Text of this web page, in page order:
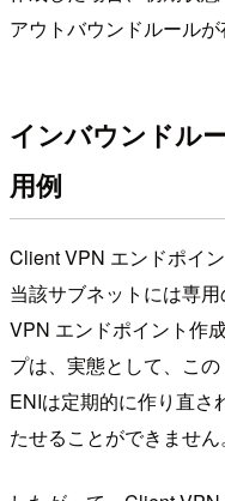
アウトバウンドルールが
インバウンドル
用例
Client VPN エンドポイ
当該サブネットには専
VPN エンドポイント作
プは、実態として、こ
ENIは定期的に作り直さ
たせることができません。